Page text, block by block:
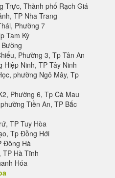
Trực, Thành phố Rạch Giá
TP Nha Trang
Phường 7
Tam Kỳ
Phường 3, Tp Tân An
Hiệp Ninh, TP Tây Ninh
phường Ngô Mây, Tp
Phường 6, Tp Cà Mau
Tiền An, TP Bắc
TP Tuy Hòa
Tp Đồng Hới
Đông Hà
TP Hà Tĩnh
Hóa